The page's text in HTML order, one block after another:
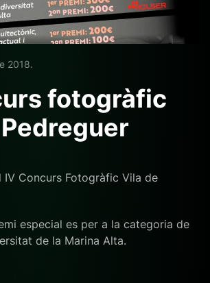
2018.
fotogràfic
IV Concurs Fotogràfic Vila de
especial es per a la categoria de
de la Marina Alta.